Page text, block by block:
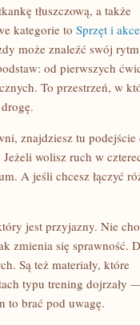
tłuszczową, a także
kategorie to Sprzęt i
może znaleźć swój
od pierwszych
To przestrzeń, w
znajdziesz tu podejście
wolisz ruch w
A jeśli chcesz łączyć
jest przyjazny. Nie
zmienia się sprawność.
Są też materiały, które
typu trening dojrzały
to brać pod uwagę.